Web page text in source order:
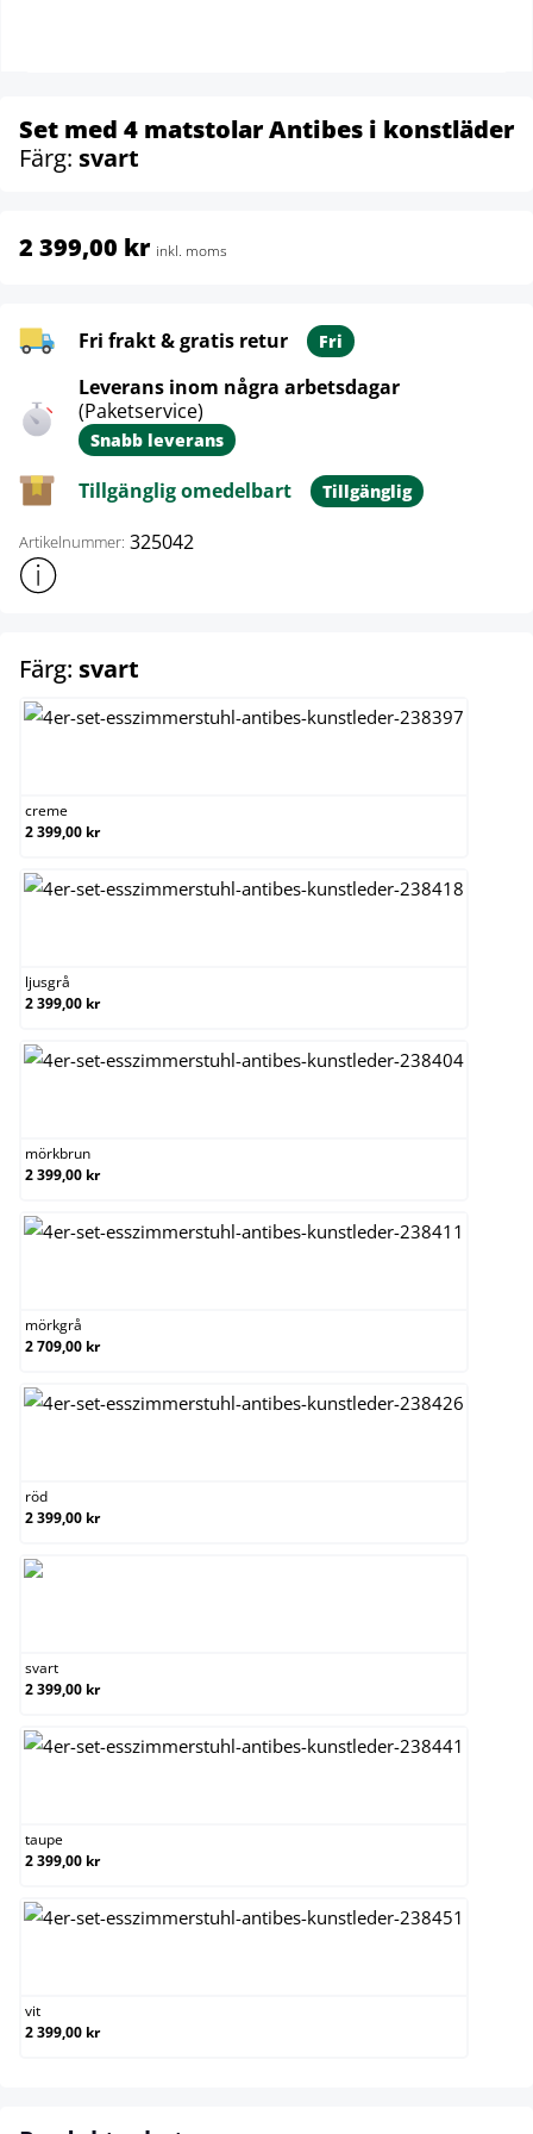
Set med 4 matstolar Antibes i konstläder
Färg: svart
2 399,00 kr inkl. moms
Fri frakt & gratis retur Fri
Leverans inom några arbetsdagar
(Paketservice)
Snabb leverans
Tillgänglig omedelbart Tillgänglig
Artikelnummer: 325042
Visa mer produktinformation
Färg: svart
creme
2 399,00 kr
ljusgrå
2 399,00 kr
mörkbrun
2 399,00 kr
mörkgrå
2 709,00 kr
röd
2 399,00 kr
svart
2 399,00 kr
taupe
2 399,00 kr
vit
2 399,00 kr